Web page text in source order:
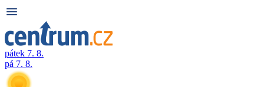
pátek 7. 8.
pá 7. 8.